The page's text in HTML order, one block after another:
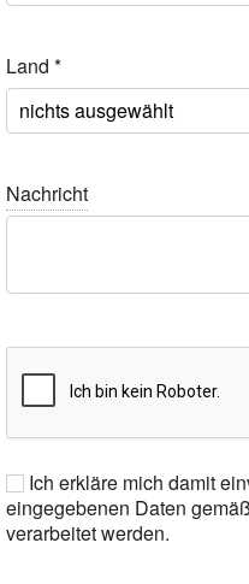
Land *
Nachricht
Ich erkläre mich damit
eingegebenen Daten
verarbeitet werden.